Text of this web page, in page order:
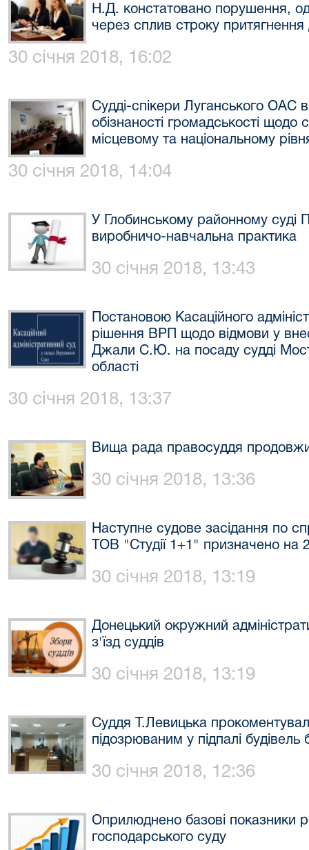
Н.Д. констатовано порушення,
через сплив строку притягнення
30 січня 2018, 16:02
Судді-спікери Луганського ОАС
обізнаності громадськості
місцевому та національному
30 січня 2018, 14:04
У Глобинському районному суді
виробничо-навчальна практика
30 січня 2018, 13:43
Постановою Касаційного
рішення ВРП щодо відмови у
Джали С.Ю. на посаду судді
області
30 січня 2018, 13:37
Вища рада правосуддя
30 січня 2018, 13:36
Наступне судове засідання по
ТОВ "Студії 1+1" призначено на
30 січня 2018, 13:19
Донецький окружний
з'їзд суддів
30 січня 2018, 13:19
Суддя Т.Левицька
підозрюваним у підпалі будівель
30 січня 2018, 12:36
Оприлюднено базові показники
господарського суду